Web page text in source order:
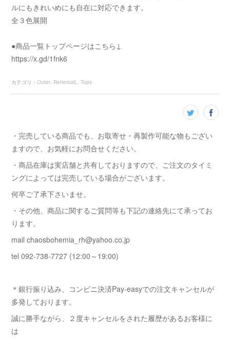
ルにもきれいめにも自在に対応できます。
全３色展開
●商品一覧トップページはこちら↓
https://x.gd/1fnk6
カテゴリ ：Outer RehersalL Tops
・完売している商品でも、お取寄せ・再製作可能な物もござい
ますので、お気軽にお問合せください。
・商品在庫は実店舗と共有しておりますので、ご注文のタイミ
ングによっては完売している場合がございます。
何卒ご了承下さいませ。
・その他、商品に関するご質問等も下記の連絡先にて承ってお
ります。
mail chaosbohemia_rh@yahoo.co.jp
tel 092-738-7727 (12:00～19:00)
＊銀行振り込み、コンビニ決済Pay-easyでの注文キャンセルが
多発しております。
誠に勝手ながら、２度キャンセルをされた履歴があるお客様に
は